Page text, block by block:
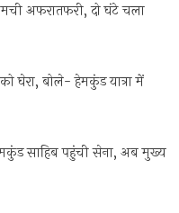
अफरातफरी, दो घंटे चला
घेरा, बोले- हेमकुंड यात्रा में
साहिब पहुंची सेना, अब मुख्य